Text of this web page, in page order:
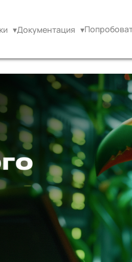
▾Документация ▾